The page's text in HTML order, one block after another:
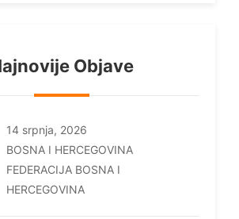
Objave
14 srpnja, 2026
BOSNA I HERCEGOVINA
FEDERACIJA BOSNA I
HERCEGOVINA